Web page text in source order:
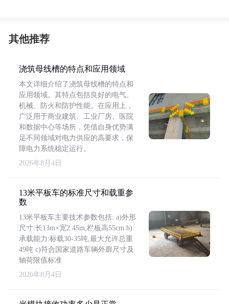
其他推荐
浇筑母线槽的特点和应用领域
本文详细介绍了浇筑母线槽的特点和
应用领域。其特点包括良好的电气、
机械、防火和防护性能。在应用上，
广泛用于商业建筑、工业厂房、医院
和数据中心等场所，凭借自身优势满
足不同领域对电力供应的高要求，保
障电力系统稳定运行。
2026年8月4日
13米平板车的标准尺寸和载重参
数
13米平板车主要技术参数包括: a)外形
尺寸:长13m×宽2.45m,栏板高55cm b)
承载能力:标载30-35吨,最大允许总重
49吨 c)符合国家道路车辆外廓尺寸及
轴荷限值标准
2026年8月4日